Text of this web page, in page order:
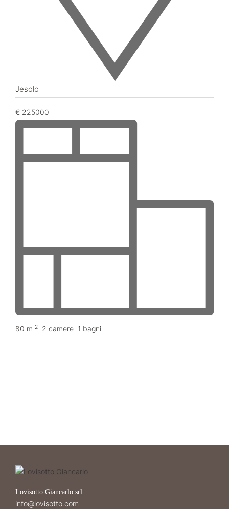
Jesolo
€ 225000
80 m 2 2 camere 1 bagni
Lovisotto Giancarlo srl
info@lovisotto.com